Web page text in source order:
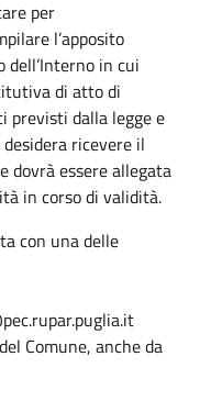
per
l’apposito
dell’Interno in cui
di atto di
previsti dalla legge e
ricevere il
dovrà essere allegata
in corso di validità.
con una delle
Comune, anche da